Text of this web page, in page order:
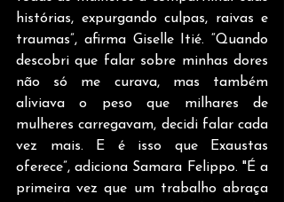
histórias, expurgando culpas, raivas e
traumas”, afirma Giselle Itié. “Quando
descobri que falar sobre minhas dores
não só me curava, mas também
aliviava o peso que milhares de
mulheres carregavam, decidi falar cada
vez mais. E é isso que Exaustas
oferece”, adiciona Samara Felippo. "É a
primeira vez que um trabalho abraça